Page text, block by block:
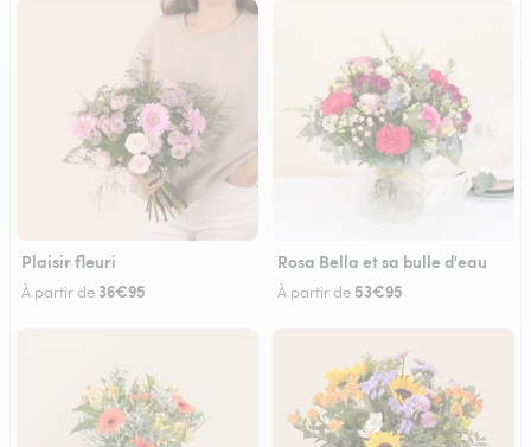
Plaisir fleuri
À partir de 36€95
Rosa Bella et sa bulle d'eau
À partir de 53€95